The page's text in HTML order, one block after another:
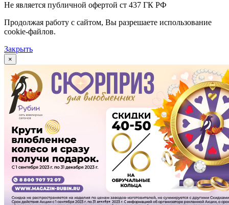
Не является публичной офертой ст 437 ГК РФ
Продолжая работу с сайтом, Вы разрешаете использование
cookie-файлов.
Закрыть
×